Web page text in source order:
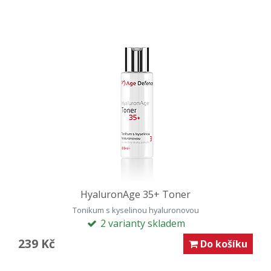
HyaluronAge 35+ Toner
Tonikum s kyselinou hyaluronovou
2 varianty skladem
239 Kč Do košíku